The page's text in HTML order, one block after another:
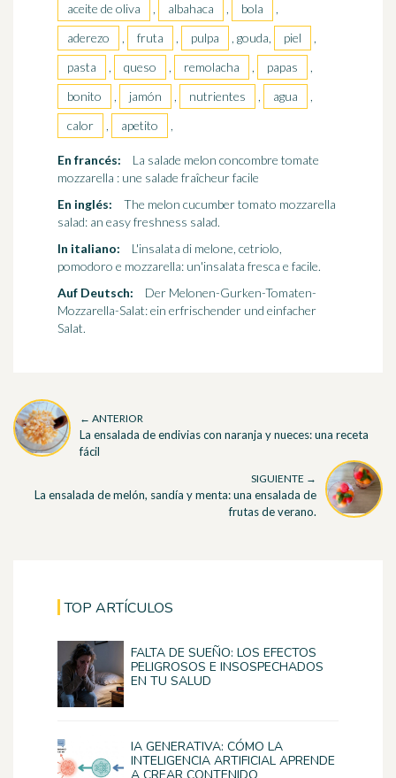
aceite de oliva
, albahaca , bola
,
aderezo
, fruta , pulpa , gouda, piel
,
pasta
, queso , remolacha , papas
,
bonito
, jamón , nutrientes , agua
,
calor
, apetito ,
En francés:
La salade melon concombre tomate
mozzarella : une salade fraîcheur facile
En inglés:
The melon cucumber tomato mozzarella
salad: an easy freshness salad.
In italiano:
L'insalata di melone, cetriolo,
pomodoro e mozzarella: un'insalata fresca e facile.
Auf Deutsch:
Der Melonen-Gurken-Tomaten-
Mozzarella-Salat: ein erfrischender und einfacher
Salat.
← ANTERIOR
La ensalada de endivias con naranja y nueces: una receta
fácil
SIGUIENTE →
La ensalada de melón, sandía y menta: una ensalada de
frutas de verano.
TOP ARTÍCULOS
FALTA DE SUEÑO: LOS EFECTOS
PELIGROSOS E INSOSPECHADOS
EN TU SALUD
IA GENERATIVA: CÓMO LA
INTELIGENCIA ARTIFICIAL APRENDE